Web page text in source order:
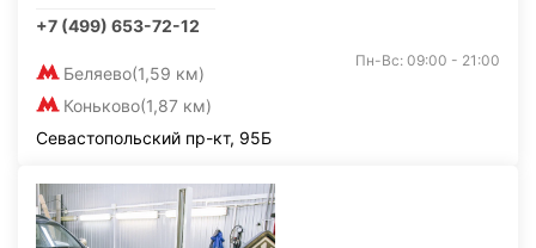
+7 (499) 653-72-12
Беляево(1,59 км)
Коньково(1,87 км)
Пн-Вс: 09:00 - 21:00
Севастопольский пр-кт, 95Б